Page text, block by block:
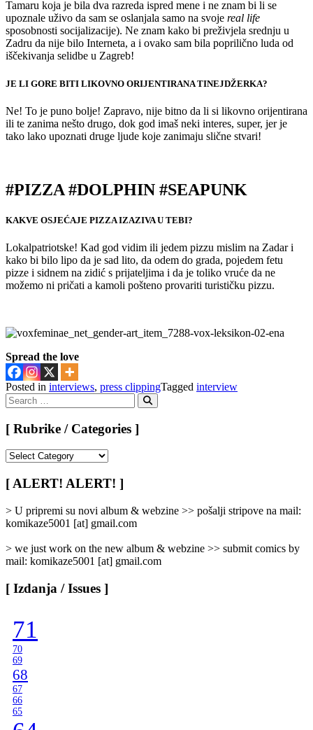
Tamaru koja je bila dva razreda ispred mene i ne znam bi li se
upoznale uživo da sam se oslanjala samo na svoje real life
sposobnosti socijalizacije). Ne znam kako bi preživjela srednju u
Zadru da nije bilo Interneta, a i ovako sam bila poprilično luda od
iščekivanja selidbe u Zagreb!
JE LI GORE BITI LIKOVNO ORIJENTIRANA TINEJDŽERKA?
Ne! To je puno bolje! Zapravo, nije bitno da li si likovno orijentirana
ili te zanima nešto drugo, dok god imaš neki interes, super, jer je
tako lako upoznati druge ljude koje zanimaju slične stvari!
#PIZZA #DOLPHIN #SEAPUNK
KAKVE OSJEĆAJE PIZZA IZAZIVA U TEBI?
Lokalpatriotske! Kad god vidim ili jedem pizzu mislim na Zadar i
kako bi bilo lipo da je sad lito, da odem do grada, pojedem fetu
pizze i sidnem na zidić s prijateljima i da je toliko vruće da ne
možemo ni pričati a kamoli pošteno provariti turističku pizzu.
Spread the love
Posted in interviews, press clippingTagged interview
Search
for:
Search
[ Rubrike / Categories ]
/
Categories
[ ALERT! ALERT! ]
> U pripremi su novi album & webzine >> pošalji stripove na mail:
komikaze5001 [at] gmail.com
> we just work on the new album & webzine >> submit comics by
mail: komikaze5001 [at] gmail.com
[ Izdanja / Issues ]
71
70
69
68
67
66
65